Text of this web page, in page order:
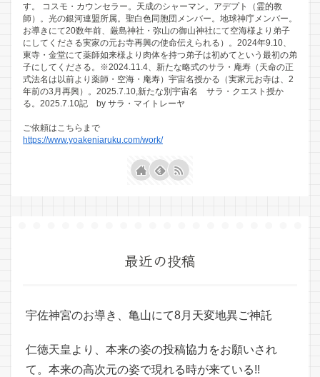
す。 コスモ・カウンセラー。天成のシャーマン。アデプト（霊的教
師）。光の銀河連盟所属。聖白色同胞団メンバー。地球神庁メンバー。
お導きにて20数年前、厳島神社・弥山の御山神社にて空海様より弟子
にしてくださる実家の元お寺再興の使命伝えられる）。2024年9.10、
東寺・金堂にて薬師如来様より肉体を持つ弟子は初めてという最初の弟
子にしてくださる。※2024.11.4、新たな略式のサラ・庵寿（天命の正
式法名は以前より薬師・空海・庵寿）宇宙名授かる（実家元お寺は、2
年前の3月再興）。2025.7.10,新たな別宇宙名 サラ・クエスト授か
る。2025.7.10記 by サラ・マイトレーヤ
ご依頼はこちらまで
https://www.yoakeniaruku.com/work/
最近の投稿
宇佐神宮のお導き、亀山にて8月天変地異ご神託
仁徳天皇より、本来の姿の投稿協力をお願いされ
て。本来の高次元の姿で現れる時が来ている!!